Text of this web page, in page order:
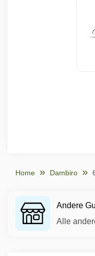
Home Dambiro
Andere
Alle